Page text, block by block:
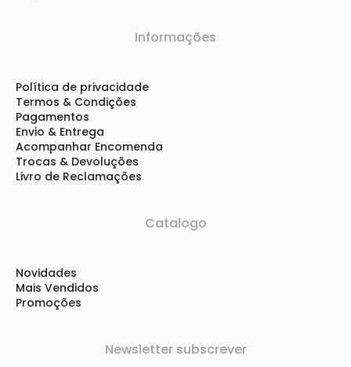
Informações
Política de privacidade
Termos & Condições
Pagamentos
Envio & Entrega
Acompanhar Encomenda
Trocas & Devoluções
Livro de Reclamações
Catalogo
Novidades
Mais Vendidos
Promoções
Newsletter subscrever